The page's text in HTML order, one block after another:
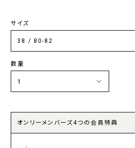
サイズ
数量
オンリーメンバーズ4つの会員特典